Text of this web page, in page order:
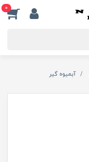
0
آبمیوه گیر